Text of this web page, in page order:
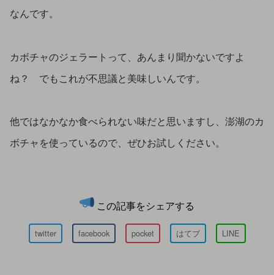
なんです。
カボチャのジェラートって、あんまり聞かないですよ
ね？ でもこれが不思議と美味しいんです。
他ではなかなか食べられない味だと思いますし、澎湖のカ
ボチャを使っているので、ぜひお試しください。
この記事をシェアする
twitter facebook pocket はてブ LINE